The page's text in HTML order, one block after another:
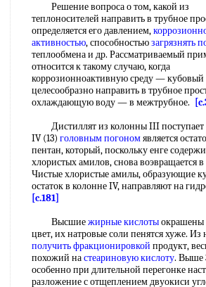
Решение вопроса о том, какой из
теплоносителей направить в трубное
определяется его давлением,
активностью, способностьюзагрязнять
теплообмена и др. Рассматриваемый
относится к такому случаю, когда
коррозионноактивную среду —
целесообразно направить в трубное
охлаждающую воду — в межтрубное.
Дистиллят из колонны III поступает
IV (13) головным погономявляется
пентан, который, поскольку енге
хлористых амилов, снова воэвращается
Чистые хлористые амилы, образующие
остаток в колонне IV, направляют на
[c.181]
Высшиежирные кислотыокрашены
цвет, их натровые соли пенятся хуже.
получитьфракционировкой продукт,
похожий настеариновую кислоту. Выше
особенно при длительной перегонке
разложение с отщеплением двуокиси